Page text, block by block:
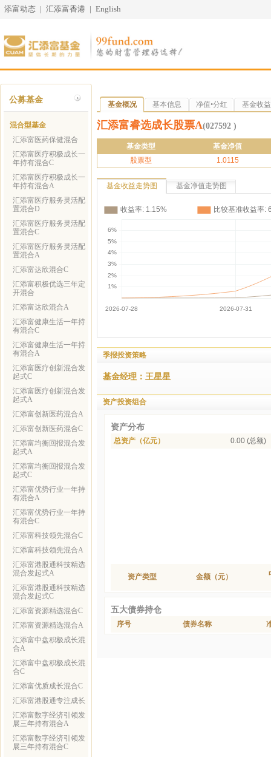
添富动态 | 汇添富香港 | English
公募基金
混合型基金
汇添富医药保健混合
汇添富医疗积极成长一
年持有混合C
汇添富医疗积极成长一
年持有混合A
汇添富医疗服务灵活配
置混合D
汇添富医疗服务灵活配
置混合C
汇添富医疗服务灵活配
置混合A
汇添富达欣混合C
汇添富积极优选三年定
开混合
汇添富达欣混合A
汇添富健康生活一年持
有混合C
汇添富健康生活一年持
有混合A
汇添富医疗创新混合发
起式C
汇添富医疗创新混合发
起式A
汇添富创新医药混合A
汇添富创新医药混合C
汇添富均衡回报混合发
起式A
汇添富均衡回报混合发
起式C
汇添富优势行业一年持
有混合A
汇添富优势行业一年持
有混合C
汇添富科技领先混合C
汇添富科技领先混合A
汇添富港股通科技精选
混合发起式A
汇添富港股通科技精选
混合发起式C
汇添富资源精选混合C
汇添富资源精选混合A
汇添富中盘积极成长混
合A
汇添富中盘积极成长混
合C
汇添富优质成长混合C
汇添富港股通专注成长
汇添富数字经济引领发
展三年持有混合A
汇添富数字经济引领发
展三年持有混合C
基金概况 基本信息 净值•分红 基金收益
汇添富睿选成长股票A(027592 )
基金类型
基金净值
股票型
1.0115
基金收益走势图 基金净值走势图
季报投资策略
基金经理：王星星
资产投资组合
资产分布
总资产（亿元） 0.00 (总额)
资产类型 金额（元）
五大债券持仓
序号 债券名称